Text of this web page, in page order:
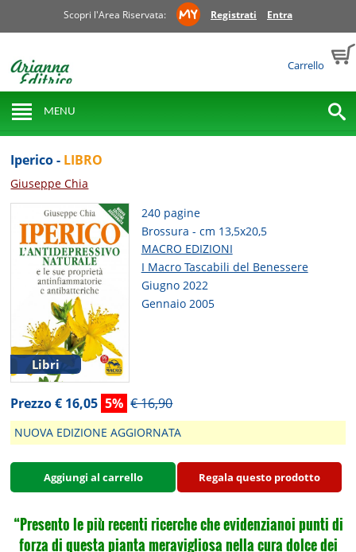
Scopri l'Area Riservata: Registrati Entra
Carrello
MENU
Iperico - LIBRO
Giuseppe Chia
Libri
240 pagine
Brossura - cm 13,5x20,5
MACRO EDIZIONI
I Macro Tascabili del Benessere
Giugno 2022
Gennaio 2005
Prezzo € 16,05 5% € 16,90
NUOVA EDIZIONE AGGIORNATA
Aggiungi al carrello Regala questo prodotto
“Presento le più recenti ricerche che evidenzianoi punti di
forza di questa pianta meravigliosa nella cura dolce dei